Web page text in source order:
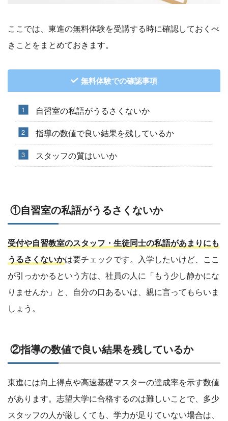
ここでは、東進の無料体験を受講する時に確認しておくべ
きことをまとめておきます。
無料体験での確認事項
自習室の私語がうるさくないか
指導の数値で良い結果を残しているか
スタッフの質はいいか
①自習室の私語がうるさくないか
受付や自習教室のスタッフ・生徒同士の私語があまりにも
うるさくないかは要チェックです。入学したいけど、ここ
が引っかかるという方は、社員の人に「もう少し静かにな
りませんか」と、自分の口あるいは、親に言ってもらいま
しょう。
②指導の数値で良い結果を残しているか
東進には向上得点や高速基礎マスターの達成率を示す数値
があります。志望大学に合格するのは難しいことで、多少
スタッフの人が厳しくても、学力が足りていない場合は、